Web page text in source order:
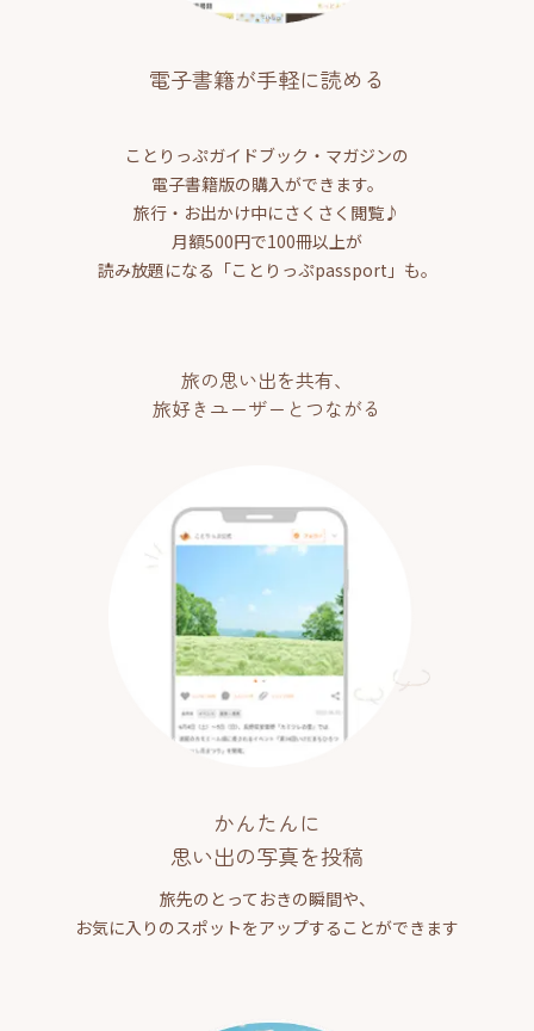
電子書籍が手軽に読める
ことりっぷガイドブック・マガジンの
電子書籍版の購入ができます。
旅行・お出かけ中にさくさく閲覧♪
月額500円で100冊以上が
読み放題になる「ことりっぷpassport」も。
旅の思い出を共有、
旅好きユーザーとつながる
かんたんに
思い出の写真を投稿
旅先のとっておきの瞬間や、
お気に入りのスポットをアップすることができます